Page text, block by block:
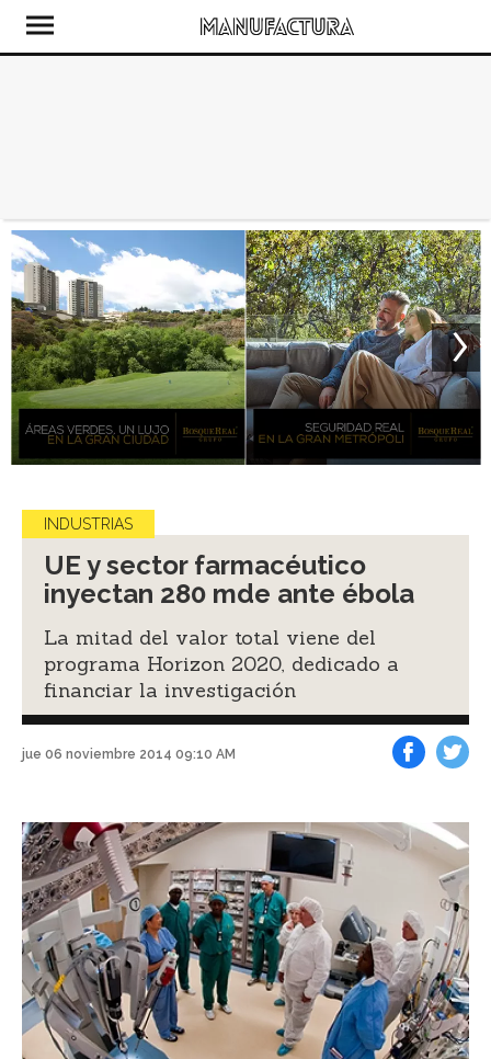
INDUSTRIAS
UE y sector farmacéutico
inyectan 280 mde ante ébola
La mitad del valor total viene del
programa Horizon 2020, dedicado a
financiar la investigación
jue 06 noviembre 2014 09:10 AM